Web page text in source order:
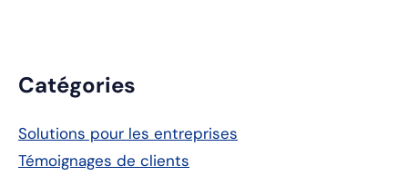
Barre
latérale
principale
Catégories
Solutions pour les entreprises
Témoignages de clients